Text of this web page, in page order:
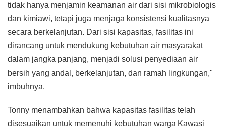
tidak hanya menjamin keamanan air dari sisi mikrobiologis
dan kimiawi, tetapi juga menjaga konsistensi kualitasnya
secara berkelanjutan. Dari sisi kapasitas, fasilitas ini
dirancang untuk mendukung kebutuhan air masyarakat
dalam jangka panjang, menjadi solusi penyediaan air
bersih yang andal, berkelanjutan, dan ramah lingkungan,"
imbuhnya.
Tonny menambahkan bahwa kapasitas fasilitas telah
disesuaikan untuk memenuhi kebutuhan warga Kawasi